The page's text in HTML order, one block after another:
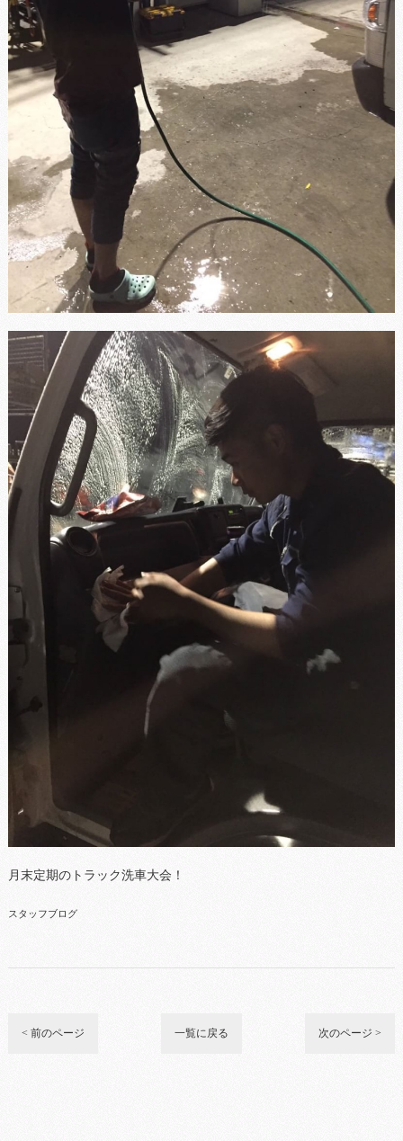
月末定期のトラック洗車大会！
スタッフブログ
< 前のページ 一覧に戻る 次のページ >